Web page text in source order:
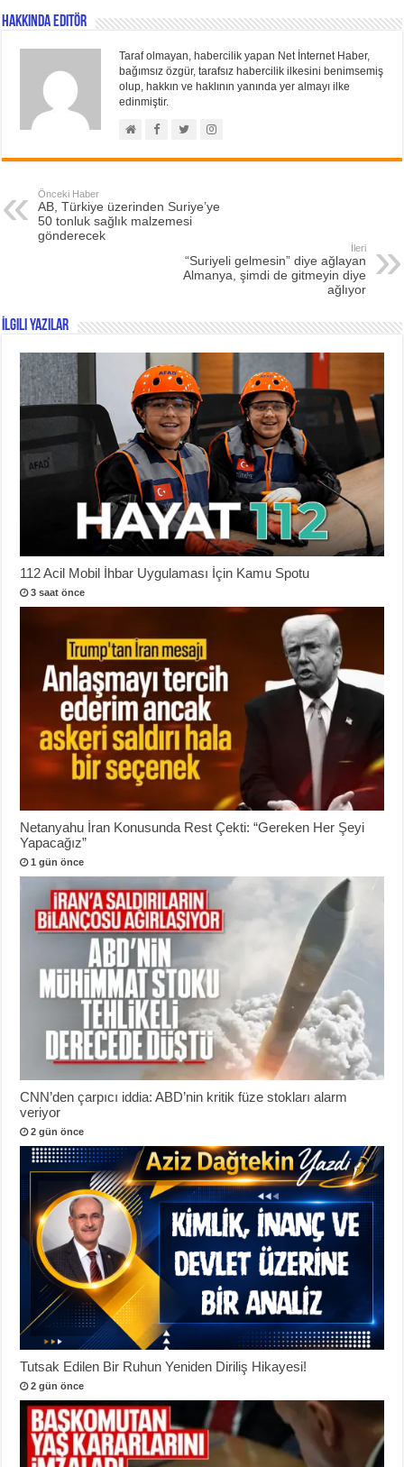
Hakkında Editör
Taraf olmayan, habercilik yapan Net İnternet Haber,
bağımsız özgür, tarafsız habercilik ilkesini benimsemiş
olup, hakkın ve haklının yanında yer almayı ilke
edinmiştir.
Önceki Haber
AB, Türkiye üzerinden Suriye’ye
50 tonluk sağlık malzemesi
gönderecek
İleri
“Suriyeli gelmesin” diye ağlayan
Almanya, şimdi de gitmeyin diye
ağlıyor
İlgili Yazılar
112 Acil Mobil İhbar Uygulaması İçin Kamu Spotu
3 saat önce
Netanyahu İran Konusunda Rest Çekti: “Gereken Her Şeyi
Yapacağız”
1 gün önce
CNN’den çarpıcı iddia: ABD’nin kritik füze stokları alarm
veriyor
2 gün önce
Tutsak Edilen Bir Ruhun Yeniden Diriliş Hikayesi!
2 gün önce